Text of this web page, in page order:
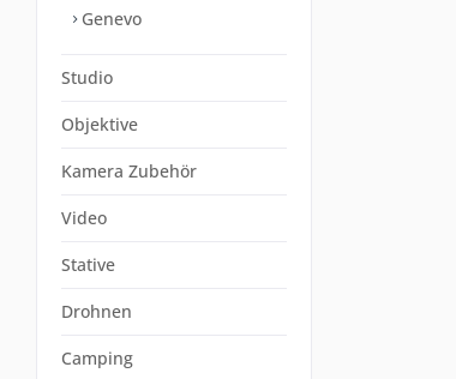
Genevo
Studio
Objektive
Kamera Zubehör
Video
Stative
Drohnen
Camping